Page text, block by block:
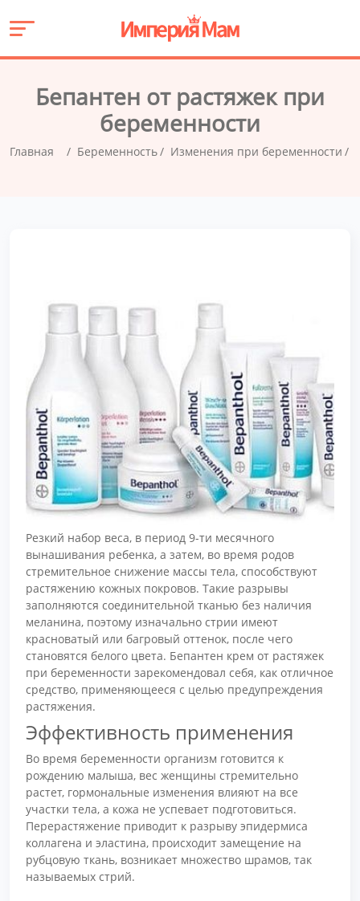
Бепантен от растяжек при
беременности
Главная Беременность Изменения при беременности
Резкий набор веса, в период 9-ти месячного
вынашивания ребенка, а затем, во время родов
стремительное снижение массы тела, способствуют
растяжению кожных покровов. Такие разрывы
заполняются соединительной тканью без наличия
меланина, поэтому изначально стрии имеют
красноватый или багровый оттенок, после чего
становятся белого цвета. Бепантен крем от растяжек
при беременности зарекомендовал себя, как отличное
средство, применяющееся с целью предупреждения
растяжения.
Эффективность применения
Во время беременности организм готовится к
рождению малыша, вес женщины стремительно
растет, гормональные изменения влияют на все
участки тела, а кожа не успевает подготовиться.
Перерастяжение приводит к разрыву эпидермиса
коллагена и эластина, происходит замещение на
рубцовую ткань, возникает множество шрамов, так
называемых стрий.